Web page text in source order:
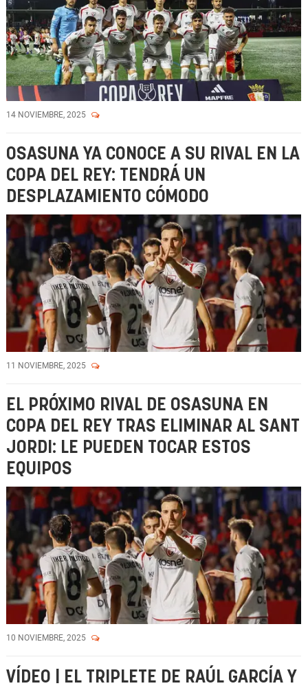
14 NOVIEMBRE, 2025
OSASUNA YA CONOCE A SU RIVAL EN LA
COPA DEL REY: TENDRÁ UN
DESPLAZAMIENTO CÓMODO
11 NOVIEMBRE, 2025
EL PRÓXIMO RIVAL DE OSASUNA EN
COPA DEL REY TRAS ELIMINAR AL SANT
JORDI: LE PUEDEN TOCAR ESTOS
EQUIPOS
10 NOVIEMBRE, 2025
VÍDEO | EL TRIPLETE DE RAÚL GARCÍA Y